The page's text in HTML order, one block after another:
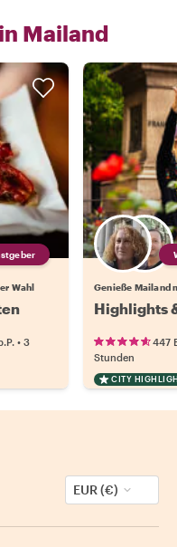
Mailand
Wahl
• 3
Genieße Mailand
Highlights
447
Stunden
CITY
EUR (€)